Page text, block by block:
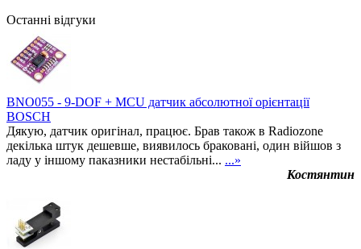
Останні відгуки
BNO055 - 9-DOF + MCU датчик абсолютної орієнтації
BOSCH
Дякую, датчик оригінал, працює. Брав також в Radiozone
декілька штук дешевше, виявилось браковані, один війшов з
ладу у іншому паказники нестабільні... ...»
Костянтин